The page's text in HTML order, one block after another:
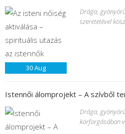
30Aug
Drága,
szeretetével
Istennői álomprojekt – A szívből
Drága,
körforgásában